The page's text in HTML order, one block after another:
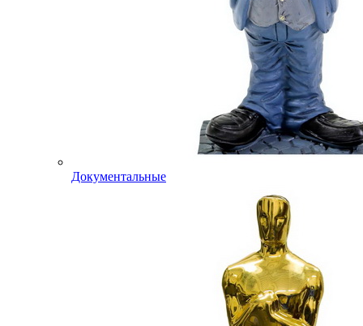
Документальные